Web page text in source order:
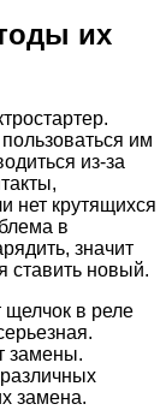
их
им
из-за
нет крутящихся
в
значит
ставить новый.
щелчок в реле
замены.
замена.